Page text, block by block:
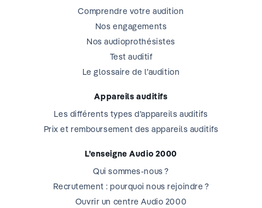
Comprendre votre audition
Nos engagements
Nos audioprothésistes
Test auditif
Le glossaire de l’audition
Appareils auditifs
Les différents types d’appareils auditifs
Prix et remboursement des appareils auditifs
L’enseigne Audio 2000
Qui sommes-nous ?
Recrutement : pourquoi nous rejoindre ?
Ouvrir un centre Audio 2000